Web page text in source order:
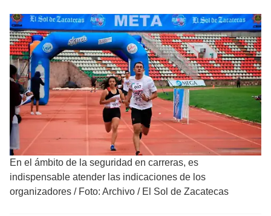
En el ámbito de la seguridad en carreras, es
indispensable atender las indicaciones de los
organizadores / Foto: Archivo / El Sol de Zacatecas